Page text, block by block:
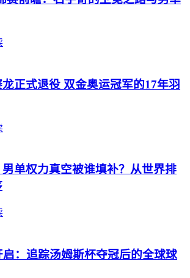
正式退役 双金奥运冠军的17年羽
单权力真空被谁填补？从世界排
：追踪汤姆斯杯夺冠后的全球球